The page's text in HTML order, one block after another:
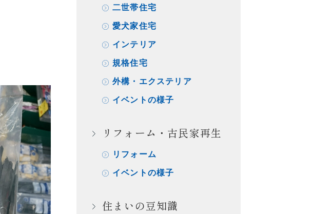
二世帯住宅
愛犬家住宅
インテリア
規格住宅
外構・エクステリア
イベントの様子
リフォーム・古民家再生
リフォーム
イベントの様子
住まいの豆知識